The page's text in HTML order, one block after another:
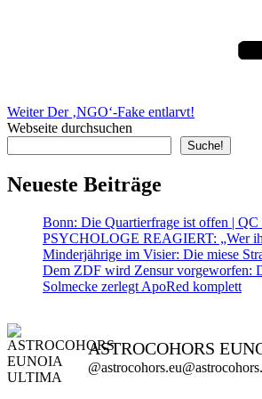
Weiter Der ‚NGO‘-Fake entlarvt!
Webseite durchsuchen
Suche!
Neueste Beiträge
Bonn: Die Quartierfrage ist offen | QC
PSYCHOLOGE REAGIERT: „Wer
Minderjährige im Visier: Die miese
Dem ZDF wird Zensur vorgeworfen:
Solmecke zerlegt ApoRed komplett
ASTROCOHORS